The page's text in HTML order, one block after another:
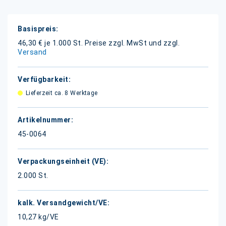
Weitere
Informationen
46,30 € je 1.000 St.
Preise zzgl. MwSt und zzgl.
Versand
Lieferzeit ca. 8 Werktage
45-0064
2.000 St.
10,27 kg/VE